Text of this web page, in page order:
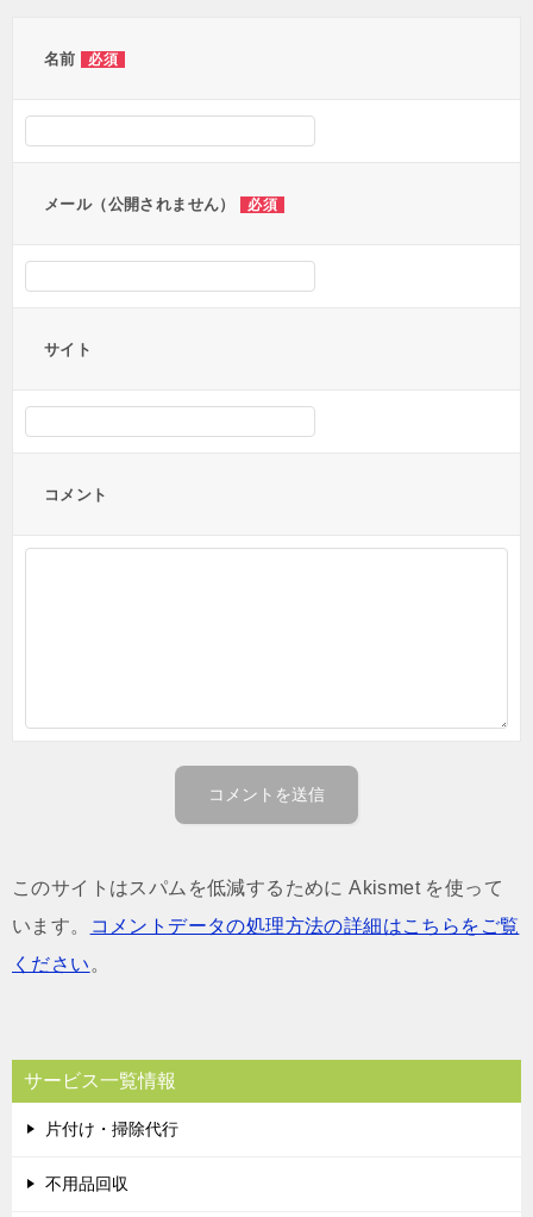
名前 必須
メール（公開されません） 必須
サイト
コメント
このサイトはスパムを低減するために Akismet を使って
います。
コメントデータの処理方法の詳細はこちらをご覧
ください 。
サービス一覧情報
片付け・掃除代行
不用品回収